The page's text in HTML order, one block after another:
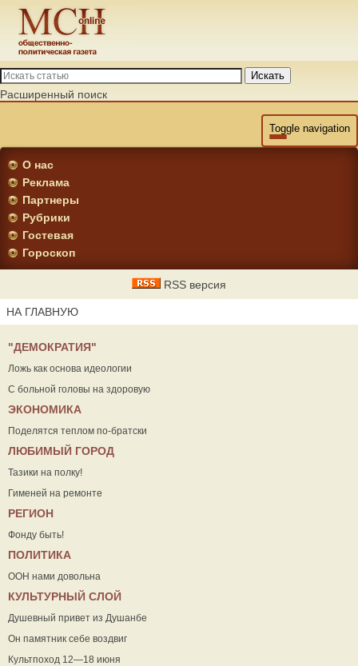
Искать
Расширенный поиск
Toggle navigation
О нас
Реклама
Партнеры
Рубрики
Гостевая
Гороскоп
RSS версия
НА ГЛАВНУЮ
"ДЕМОКРАТИЯ"
Ложь как основа идеологии
С больной головы на здоровую
ЭКОНОМИКА
Поделятся теплом по-братски
ЛЮБИМЫЙ ГОРОД
Тазики на полку!
Гименей на ремонте
РЕГИОН
Фонду быть!
ПОЛИТИКА
ООН нами довольна
КУЛЬТУРНЫЙ СЛОЙ
Душевный привет из Душанбе
Он памятник себе воздвиг
Культпоход 12—18 июня